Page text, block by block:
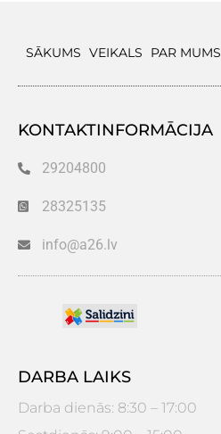
SĀKUMS VEIKALS PAR MUMS
KONTAKTINFORMĀCIJA
29204800
28325135
info@a26.lv
DARBA LAIKS
Darba dienās: 8:30 – 17:00